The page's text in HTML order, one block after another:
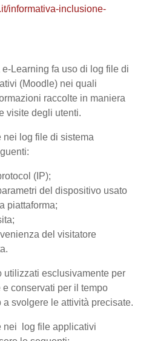
informativa-inclusione-
Learning fa uso di log file di
(Moodle) nei quali
raccolte in maniera
visite degli utenti.
nei log file di sistema
(IP);
del dispositivo usato
piattaforma;
del visitatore
utilizzati esclusivamente per
conservati per il tempo
svolgere le attività precisate.
nei log file applicativi